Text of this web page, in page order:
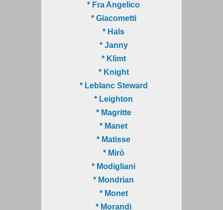
* Fra Angelico
* Giacometti
* Hals
* Janny
* Klimt
* Knight
* Leblanc Steward
* Leighton
* Magritte
* Manet
* Matisse
* Mirò
* Modigliani
* Mondrian
* Monet
* Morandi